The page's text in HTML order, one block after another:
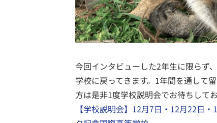
今回インタビューした2年生に限らず
学校に戻ってきます。1年間を通して
方は是非1度学校説明会でお待ちして
【学校説明会】12月7日・12月22日